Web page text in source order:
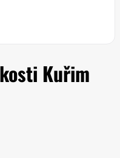
Kuřim